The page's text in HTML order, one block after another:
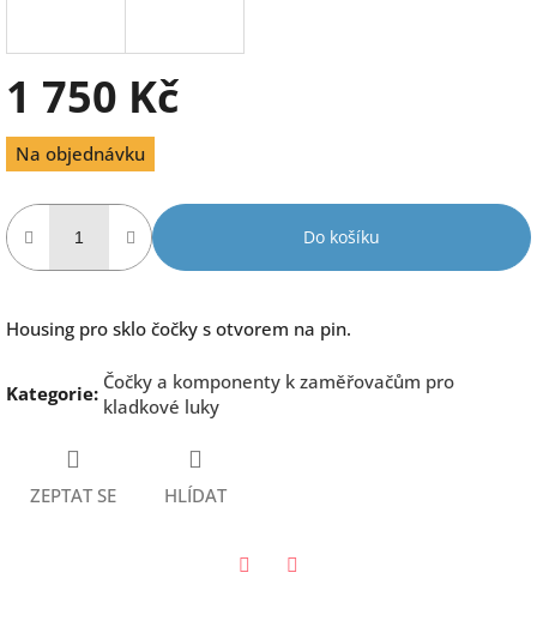
1 750 Kč
Měrná
cena:
Na objednávku
Do košíku
Housing pro sklo čočky s otvorem na pin.
Kategorie: Čočky a komponenty k zaměřovačům pro
kladkové luky
ZEPTAT SE HLÍDAT